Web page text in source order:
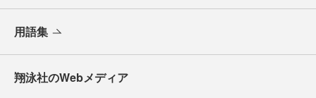
用語集
翔泳社のWebメディア